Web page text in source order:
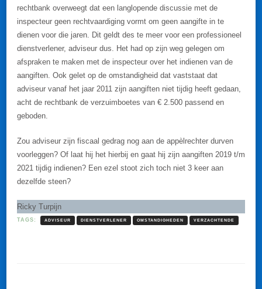
rechtbank overweegt dat een langlopende discussie met de
inspecteur geen rechtvaardiging vormt om geen aangifte in te
dienen voor die jaren. Dit geldt des te meer voor een professioneel
dienstverlener, adviseur dus. Het had op zijn weg gelegen om
afspraken te maken met de inspecteur over het indienen van de
aangiften. Ook gelet op de omstandigheid dat vaststaat dat
adviseur vanaf het jaar 2011 zijn aangiften niet tijdig heeft gedaan,
acht de rechtbank de verzuimboetes van € 2.500 passend en
geboden.
Zou adviseur zijn fiscaal gedrag nog aan de appèlrechter durven
voorleggen? Of laat hij het hierbij en gaat hij zijn aangiften 2019 t/m
2021 tijdig indienen? Een ezel stoot zich toch niet 3 keer aan
dezelfde steen?
Ricky Turpijn
TAGS: ADVISEUR DIENSTVERLENER OMSTANDIGHEDEN VERZACHTENDE